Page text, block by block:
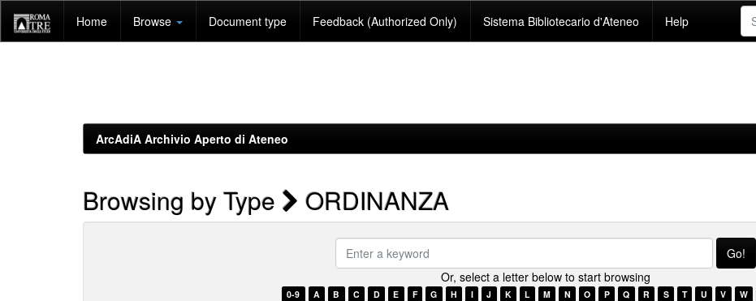
navigation
Home Browse Document type Feedback (Authorized Only) Sistema Bibliotecario d'Ateneo Help
ArcAdiA Archivio Aperto di Ateneo
Browsing by Type ORDINANZA
Enter
Or, select a letter below to start browsing
0-9 A B C D E F G H I J K L M N O P Q R S T U V W